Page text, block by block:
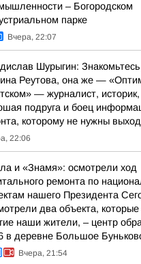
– Богородском
парке
Вчера, 22:07
Шурыгин:
Реутова, она же —
— журналист,
подруга и боец
которому не нужны
22:06
и «Знамя»: осмотрели ход
ремонта по
нашего Президента
два объекта,
наши жители, – центр
в деревне Большое
Вчера, 21:54